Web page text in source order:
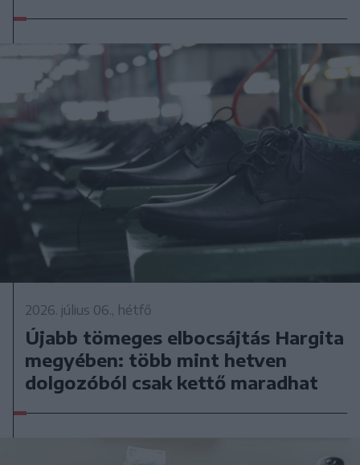
2026. július 06., hétfő
Újabb tömeges elbocsájtás Hargita
megyében: több mint hetven
dolgozóból csak kettő maradhat